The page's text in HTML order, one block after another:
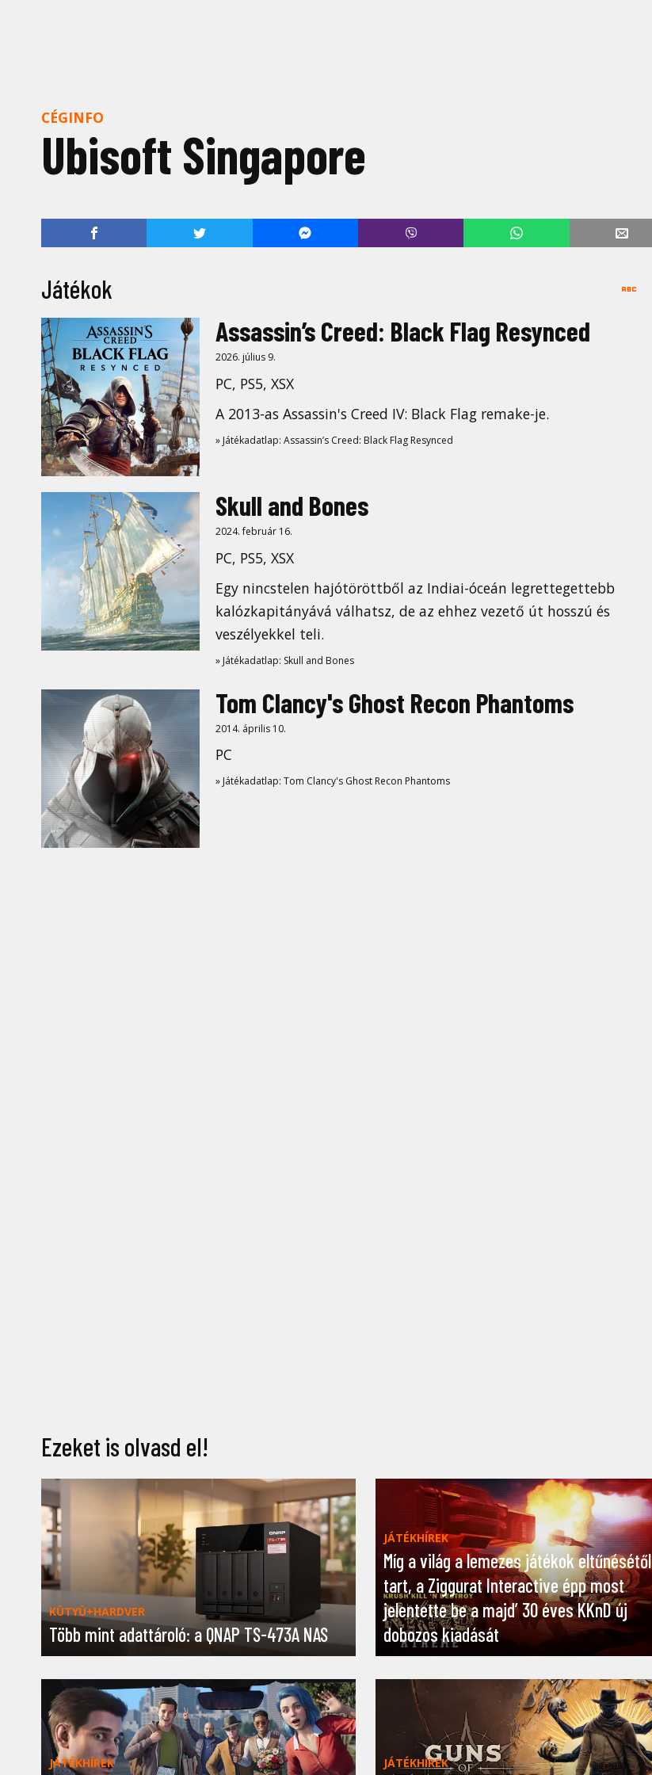
CÉGINFO
Ubisoft Singapore
Játékok
Assassin’s Creed: Black Flag Resynced
2026. július 9.
PC, PS5, XSX
A 2013-as Assassin's Creed IV: Black Flag remake-je.
» Játékadatlap: Assassin’s Creed: Black Flag Resynced
Skull and Bones
2024. február 16.
PC, PS5, XSX
Egy nincstelen hajótöröttből az Indiai-óceán legrettegettebb
kalózkapitányává válhatsz, de az ehhez vezető út hosszú és
veszélyekkel teli.
» Játékadatlap: Skull and Bones
Tom Clancy's Ghost Recon Phantoms
2014. április 10.
PC
» Játékadatlap: Tom Clancy's Ghost Recon Phantoms
Ezeket is olvasd el!
KÜTYÜ+HARDVER
Több mint adattároló: a QNAP TS-473A NAS
JÁTÉKHÍREK
Míg a világ a lemezes játékok eltűnésétől
tart, a Ziggurat Interactive épp most
jelentette be a majd’ 30 éves KKnD új
dobozos kiadását
JÁTÉKHÍREK JÁTÉKHÍREK